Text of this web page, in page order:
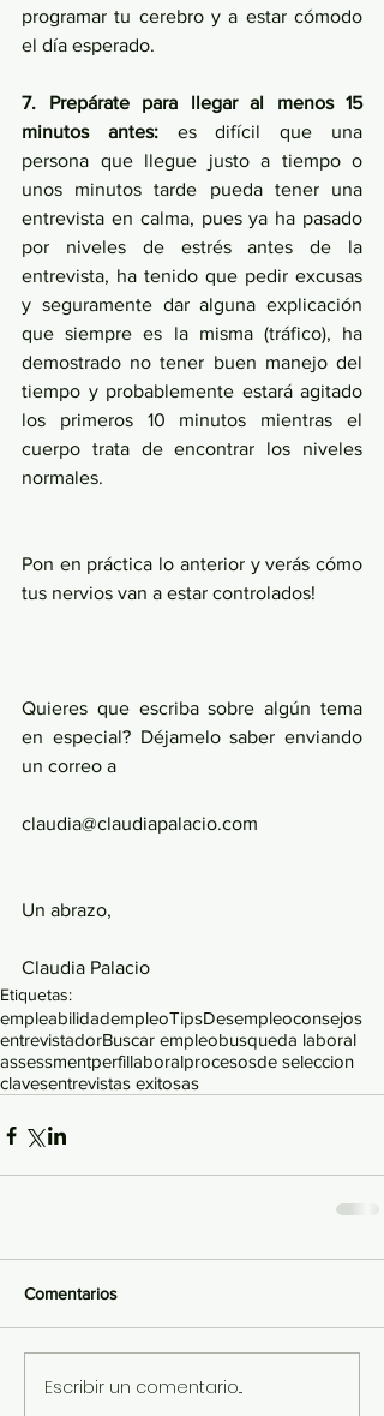
programar tu cerebro y a estar cómodo
el día esperado.
7. Prepárate para llegar al menos 15
minutos antes: es difícil que una
persona que llegue justo a tiempo o
unos minutos tarde pueda tener una
entrevista en calma, pues ya ha pasado
por niveles de estrés antes de la
entrevista, ha tenido que pedir excusas
y seguramente dar alguna explicación
que siempre es la misma (tráfico), ha
demostrado no tener buen manejo del
tiempo y probablemente estará agitado
los primeros 10 minutos mientras el
cuerpo trata de encontrar los niveles
normales.
Pon en práctica lo anterior y verás cómo
tus nervios van a estar controlados!
Quieres que escriba sobre algún tema
en especial? Déjamelo saber enviando
un correo a
claudia@claudiapalacio.com
Un abrazo,
Claudia Palacio
Etiquetas:
empleabilidadempleoTipsDesempleoconsejos
entrevistadorBuscar empleobusqueda laboral
assessmentperfillaboralprocesosde seleccion
clavesentrevistas exitosas
Comentarios
Escribir un comentario...